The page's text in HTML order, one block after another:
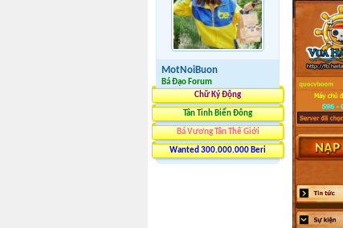
MotNoiBuon
Bá Đạo Forum
Chữ Ký Động
Tân Tinh Biển Đông
Bá Vương Tân Thế Giới
Wanted 300.000.000 Beri